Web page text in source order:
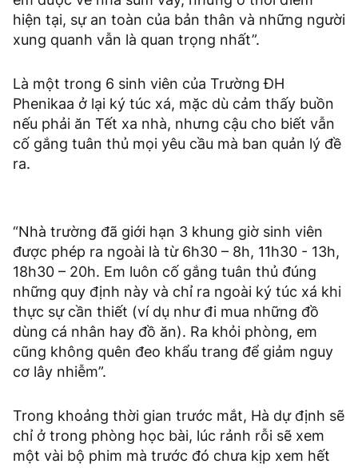
hiện tại, sự an toàn của bản thân và những người
xung quanh vẫn là quan trọng nhất”.
Là một trong 6 sinh viên của Trường ĐH
Phenikaa ở lại ký túc xá, mặc dù cảm thấy buồn
nếu phải ăn Tết xa nhà, nhưng cậu cho biết vẫn
cố gắng tuân thủ mọi yêu cầu mà ban quản lý đề
ra.
“Nhà trường đã giới hạn 3 khung giờ sinh viên
được phép ra ngoài là từ 6h30 – 8h, 11h30 - 13h,
18h30 – 20h. Em luôn cố gắng tuân thủ đúng
những quy định này và chỉ ra ngoài ký túc xá khi
thực sự cần thiết (ví dụ như đi mua những đồ
dùng cá nhân hay đồ ăn). Ra khỏi phòng, em
cũng không quên đeo khẩu trang để giảm nguy
cơ lây nhiễm”.
Trong khoảng thời gian trước mắt, Hà dự định sẽ
chỉ ở trong phòng học bài, lúc rảnh rỗi sẽ xem
một vài bộ phim mà trước đó chưa kịp xem hết